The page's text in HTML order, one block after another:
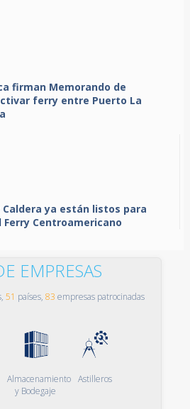
firman Memorando de
ferry entre Puerto La
Caldera ya están listos para
Centroamericano
EMPRESAS
51 países, 83 empresas patrocinadas
Almacenamiento
y Bodegaje
Astilleros